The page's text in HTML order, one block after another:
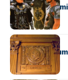
‘Gladiator’
KÜLTÜR
Draco’nun
Hukuk Kodu